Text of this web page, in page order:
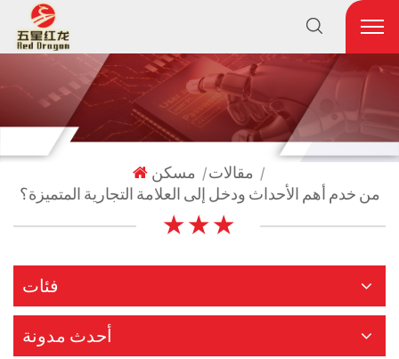
مسكن | مقالات |
من خدم أهم الأحداث ودخل إلى العلامة التجارية المتميزة؟
★ ★ ★
فئات
أحدث مدونة